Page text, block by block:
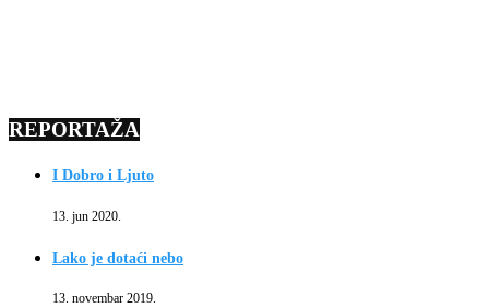
REPORTAŽA
I Dobro i Ljuto
13. jun 2020.
Lako je dotaći nebo
13. novembar 2019.